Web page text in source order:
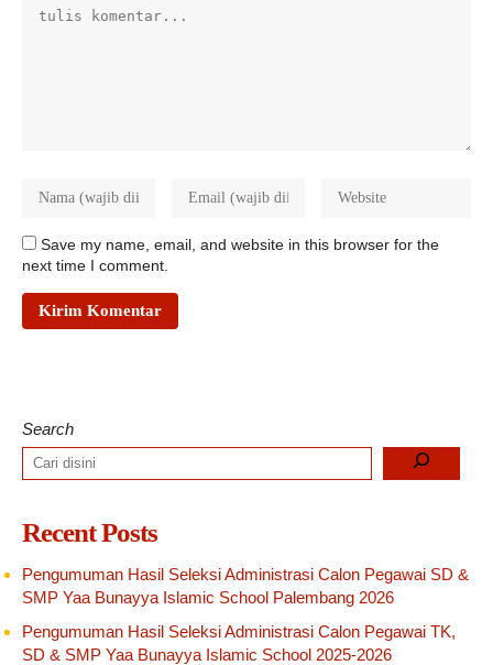
Save my name, email, and website in this browser for the
next time I comment.
Search
Recent Posts
Pengumuman Hasil Seleksi Administrasi Calon Pegawai SD &
SMP Yaa Bunayya Islamic School Palembang 2026
Pengumuman Hasil Seleksi Administrasi Calon Pegawai TK,
SD & SMP Yaa Bunayya Islamic School 2025-2026